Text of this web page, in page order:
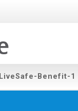
LiveSafe-Benefit-1